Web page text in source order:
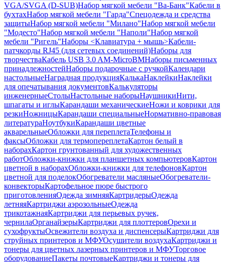
VGA/SVGA (D-SUB)Набор мягкой мебели "Ва-Банк"Кабели в
бухтахНабор мягкой мебели "Гарда"Спецодежда и средства
защитыНабор мягкой мебели "Милано"Набор мягкой мебели
"Модесто"Набор мягкой мебели "Наполи"Набор мягкой
мебели "Ригель"Наборы <Клавиатура + мышь>Кабели-
патчкорды RJ45 (для сетевых соединений)Наборы для
творчестваКабель USB 3.0 AM-MicroBMНаборы письменных
принадлежностейНаборы подарочные с ручкойКалендари
настольныеНаградная продукцияКалькаНаклейкиНаклейки
для опечатывания документовКалькуляторы
инженерныеСтолыНастольные наборыНаушникиНити,
шпагаты и иглыКарандаши механическиеНожи и коврики для
резкиНожницыКарандаши специальныеНормативно-правовая
литератураНоутбукиКарандаши цветные
акварельныеОбложки для переплетаТелефоны и
факсыОбложки для термопереплетаКартон белый в
наборахКартон грунтованный для художественных
работОбложки-книжки для планшетных компьютеровКартон
цветной в наборахОбложки-книжки для телефоновКартон
цветной для поделокОбогреватели масляныеОбогреватели-
конвекторыКартофельное пюре быстрого
приготовленияОдежда зимняяКартридерыОдежда
летняяКартриджи аэрозольныеОдежда
трикотажнаяКартриджи для перьевых ручек,
чернилаОрганайзерыКартриджи для плоттеровОрехи и
сухофруктыОсвежители воздуха и диспенсерыКартриджи для
струйных принтеров и МФУОсушители воздухаКартриджи и
тонеры для цветных лазерных принтеров и МФУТорговое
оборудованиеПакеты почтовыеКартриджи и тонеры для